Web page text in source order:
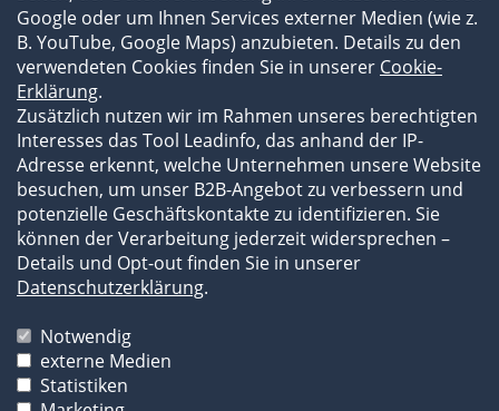
Subauftragnehmer
Impressum
Datenschutzerklärung
AGB
Die Bilder und Texte unserer Website sind
Google oder um Ihnen Services externer Medien (wie z.
B. YouTube, Google Maps) anzubieten. Details zu den
verwendeten Cookies finden Sie in unserer Cookie-
Erklärung.
Zusätzlich nutzen wir im Rahmen unseres berechtigten
Interesses das Tool Leadinfo, das anhand der IP-
Adresse erkennt, welche Unternehmen unsere Website
besuchen, um unser B2B-Angebot zu verbessern und
potenzielle Geschäftskontakte zu identifizieren. Sie
können der Verarbeitung jederzeit widersprechen –
Details und Opt-out finden Sie in unserer
Datenschutzerklärung.
Notwendig
externe Medien
Statistiken